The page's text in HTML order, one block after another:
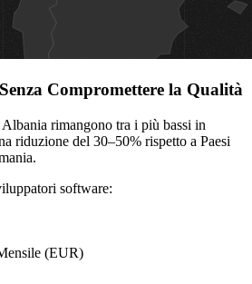
Compromettere la Qualità
rimangono tra i più bassi in
riduzione del 30–50% rispetto a Paesi
software:
(EUR)